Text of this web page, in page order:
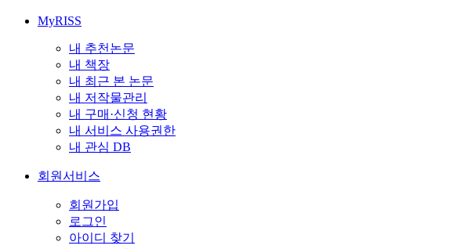
MyRISS
내 추천논문
내 책장
내 최근 본 논문
내 저작물관리
내 구매·신청 현황
내 서비스 사용권한
내 관심 DB
회원서비스
회원가입
로그인
아이디 찾기